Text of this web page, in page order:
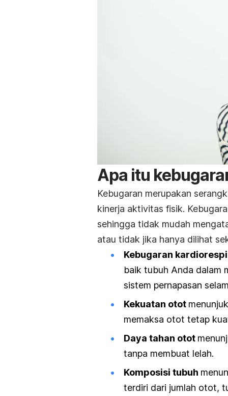
Apa itu
Kebugaran merupakan
kinerja aktivitas fisik.
sehingga tidak mudah
atau tidak jika hanya dilihat
Kebugaran
baik tubuh Anda dalam
sistem pernapasan
Kekuatan otot
memaksa otot tetap
Daya tahan otot
tanpa membuat lelah.
Komposisi tubuh
terdiri dari jumlah otot,